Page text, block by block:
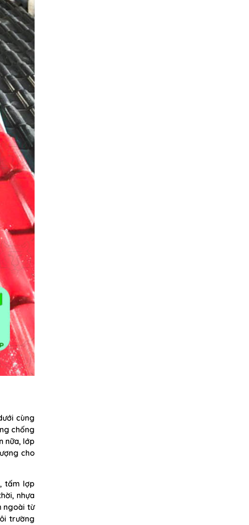
cùng
chống
nữa, lớp
cho
tấm lợp
nhựa
ngoài từ
trường